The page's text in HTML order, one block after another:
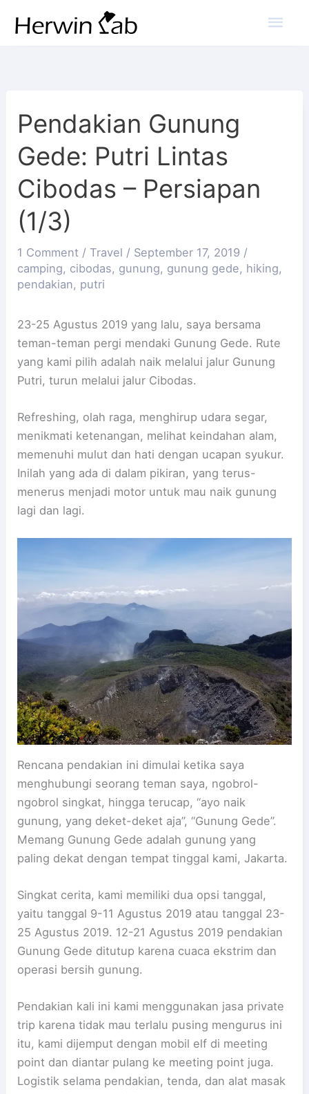
Pendakian Gunung
Gede: Putri Lintas
Cibodas – Persiapan
(1/3)
1 Comment / Travel / September 17, 2019 /
camping, cibodas, gunung, gunung gede, hiking,
pendakian, putri
23-25 Agustus 2019 yang lalu, saya bersama
teman-teman pergi mendaki Gunung Gede. Rute
yang kami pilih adalah naik melalui jalur Gunung
Putri, turun melalui jalur Cibodas.
Refreshing, olah raga, menghirup udara segar,
menikmati ketenangan, melihat keindahan alam,
memenuhi mulut dan hati dengan ucapan syukur.
Inilah yang ada di dalam pikiran, yang terus-
menerus menjadi motor untuk mau naik gunung
lagi dan lagi.
Rencana pendakian ini dimulai ketika saya
menghubungi seorang teman saya, ngobrol-
ngobrol singkat, hingga terucap, “ayo naik
gunung, yang deket-deket aja”, “Gunung Gede”.
Memang Gunung Gede adalah gunung yang
paling dekat dengan tempat tinggal kami, Jakarta.
Singkat cerita, kami memiliki dua opsi tanggal,
yaitu tanggal 9-11 Agustus 2019 atau tanggal 23-
25 Agustus 2019. 12-21 Agustus 2019 pendakian
Gunung Gede ditutup karena cuaca ekstrim dan
operasi bersih gunung.
Pendakian kali ini kami menggunakan jasa private
trip karena tidak mau terlalu pusing mengurus ini
itu, kami dijemput dengan mobil elf di meeting
point dan diantar pulang ke meeting point juga.
Logistik selama pendakian, tenda, dan alat masak